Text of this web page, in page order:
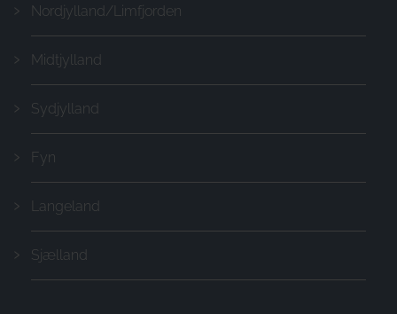
Nordjylland/Limfjorden
Midtjylland
Sydjylland
Fyn
Langeland
Sjælland